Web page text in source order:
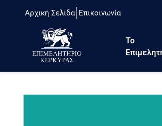
Αρχική Σελίδα Επικοινωνία
Το